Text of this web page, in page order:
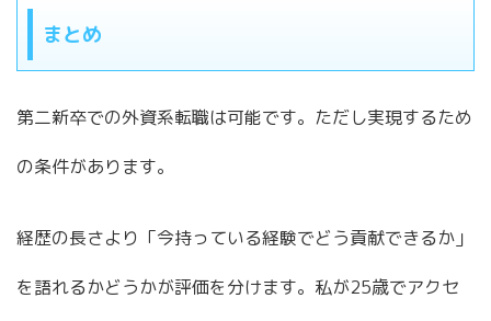
まとめ
第二新卒での外資系転職は可能です。ただし実現するため
の条件があります。
経歴の長さより「今持っている経験でどう貢献できるか」
を語れるかどうかが評価を分けます。私が25歳でアクセ